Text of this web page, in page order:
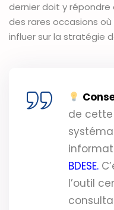
dernier doit y répondre
des rares occasions
influer sur la stratégie
de
BDESE.
l’outil